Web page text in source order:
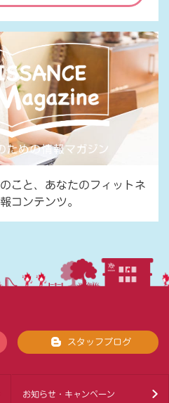
こと、あなたのフィットネ
コンテンツ。
スタッフブログ
お知らせ・キャンペーン